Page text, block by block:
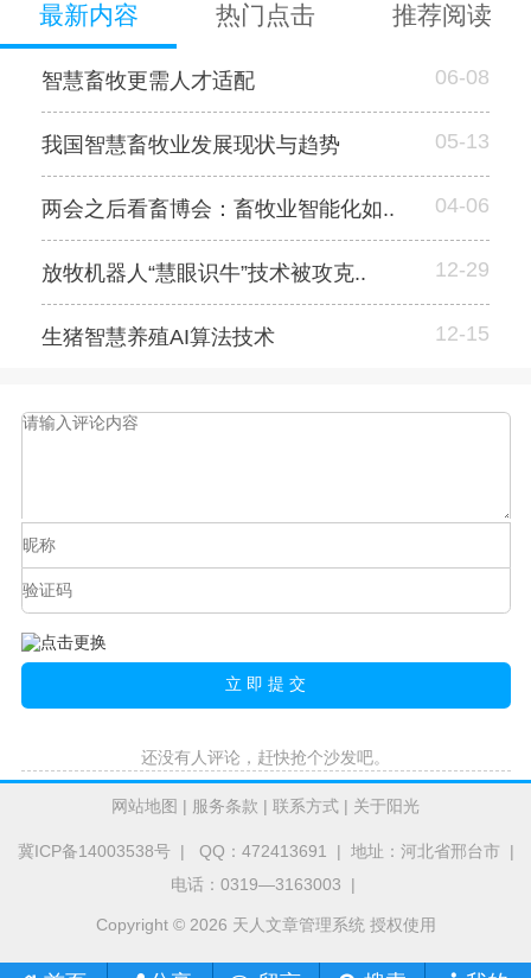
最新内容 热门点击 推荐阅读
智慧畜牧更需人才适配 06-08
我国智慧畜牧业发展现状与趋势 05-13
两会之后看畜博会：畜牧业智能化如.. 04-06
放牧机器人“慧眼识牛”技术被攻克.. 12-29
生猪智慧养殖AI算法技术 12-15
还没有人评论，赶快抢个沙发吧。
网站地图 | 服务条款 | 联系方式 | 关于阳光
冀ICP备14003538号| QQ：472413691 | 地址：河北省邢台市 |
电话：0319—3163003 |
Copyright © 2026 天人文章管理系统 授权使用